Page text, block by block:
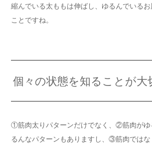
縮んでいる太ももは伸ばし、ゆるんでいるお
ことですね。
個々の状態を知ることが大
①筋肉太りパターンだけでなく、②筋肉がゆ
るんなパターンもありますし、③筋肉では